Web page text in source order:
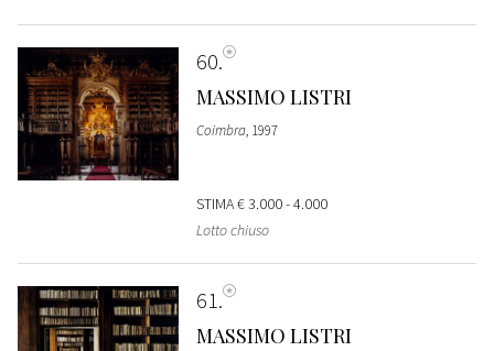
60
MASSIMO LISTRI
Coimbra, 1997
STIMA€ 3.000 - 4.000
Lotto chiuso
61
MASSIMO LISTRI